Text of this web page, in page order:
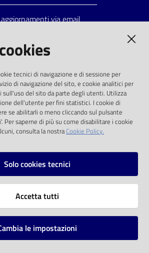
via email
previste dalla direttiva
98/CE e dal d.lgs. 36/2006
Instagram
tecnici di navigazione e di sessione per
di navigazione del sito, e cookie analitici per
sull'uso del sito da parte degli utenti. Utilizza
dell'utente per fini statistici. I cookie di
se abilitarli o meno cliccando sul pulsante
Per saperne di più su come disabilitare i cookie
consulta la nostraCookie Policy.
Solo cookies tecnici
Accetta tutti
le impostazioni